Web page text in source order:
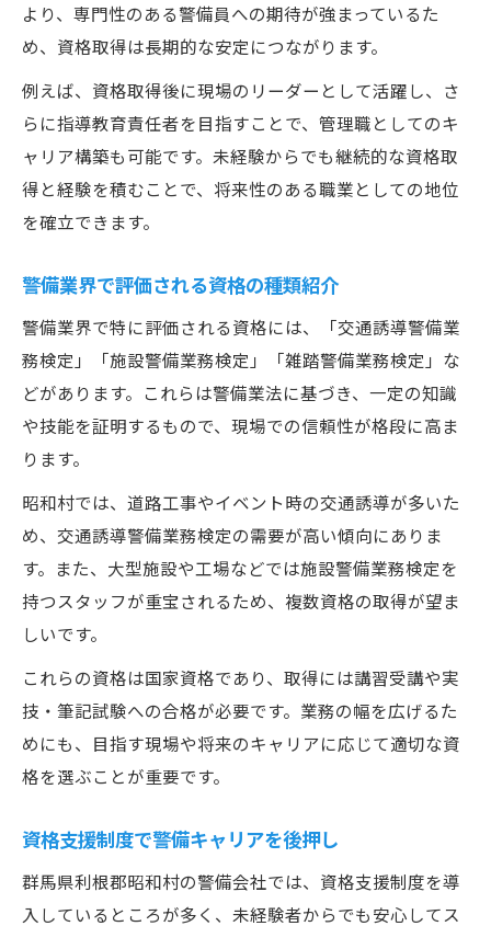
より、専門性のある警備員への期待が強まっているた
め、資格取得は長期的な安定につながります。
例えば、資格取得後に現場のリーダーとして活躍し、さ
らに指導教育責任者を目指すことで、管理職としてのキ
ャリア構築も可能です。未経験からでも継続的な資格取
得と経験を積むことで、将来性のある職業としての地位
を確立できます。
警備業界で評価される資格の種類紹介
警備業界で特に評価される資格には、「交通誘導警備業
務検定」「施設警備業務検定」「雑踏警備業務検定」な
どがあります。これらは警備業法に基づき、一定の知識
や技能を証明するもので、現場での信頼性が格段に高ま
ります。
昭和村では、道路工事やイベント時の交通誘導が多いた
め、交通誘導警備業務検定の需要が高い傾向にありま
す。また、大型施設や工場などでは施設警備業務検定を
持つスタッフが重宝されるため、複数資格の取得が望ま
しいです。
これらの資格は国家資格であり、取得には講習受講や実
技・筆記試験への合格が必要です。業務の幅を広げるた
めにも、目指す現場や将来のキャリアに応じて適切な資
格を選ぶことが重要です。
資格支援制度で警備キャリアを後押し
群馬県利根郡昭和村の警備会社では、資格支援制度を導
入しているところが多く、未経験者からでも安心してス